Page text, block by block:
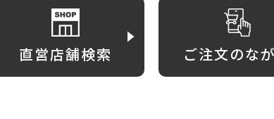
直営店舗検索 ご注文のな